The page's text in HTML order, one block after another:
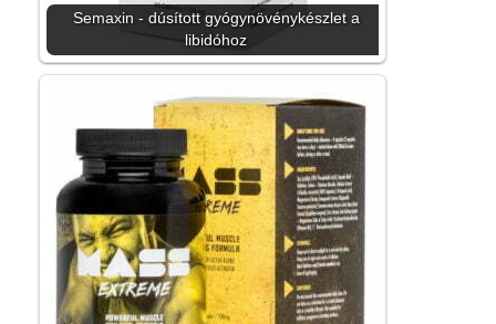
Semaxin - dúsított gyógynövénykészlet a
libidóhoz